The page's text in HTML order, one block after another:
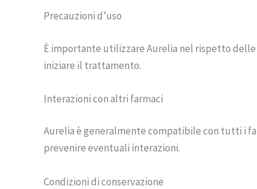
Precauzioni d’uso
È importante utilizzare Aurelia nel rispetto
iniziare il trattamento.
Interazioni con altri farmaci
Aurelia è generalmente compatibile con tutti i
prevenire eventuali interazioni.
Condizioni di conservazione